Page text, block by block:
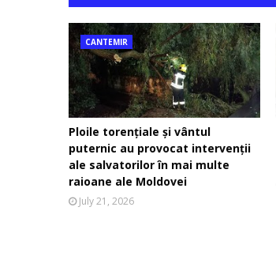
CANTEMIR
Ploile torențiale și vântul
puternic au provocat intervenții
ale salvatorilor în mai multe
raioane ale Moldovei
July 21, 2026